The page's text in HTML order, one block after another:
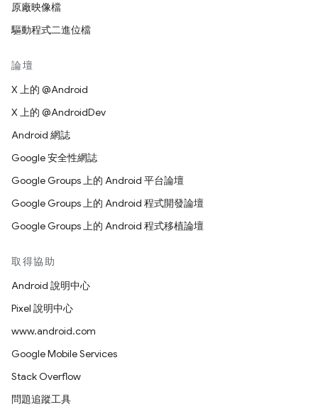
原廠映像檔
驅動程式二進位檔
論壇
X 上的 @Android
X 上的 @AndroidDev
Android 網誌
Google 安全性網誌
Google Groups 上的 Android 平台論壇
Google Groups 上的 Android 程式開發論壇
Google Groups 上的 Android 程式移植論壇
取得協助
Android 說明中心
Pixel 說明中心
www.android.com
Google Mobile Services
Stack Overflow
問題追蹤工具